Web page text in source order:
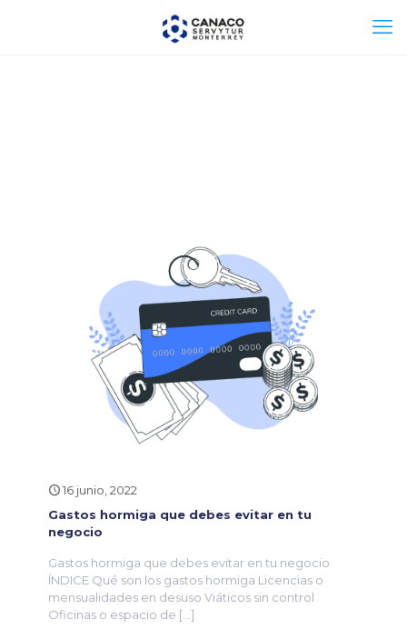
16 junio, 2022
Gastos hormiga que debes evitar en tu
negocio
Gastos hormiga que debes evitar en tu negocio
ÍNDICE Qué son los gastos hormiga Licencias o
mensualidades en desuso Viáticos sin control
Oficinas o espacio de […]